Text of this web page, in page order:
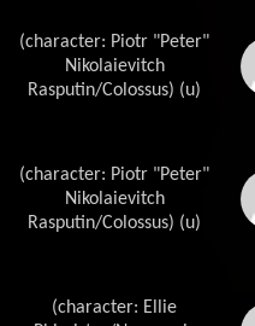
(character: Piotr "Peter"
Nikolaievitch
Rasputin/Colossus) (u)
(character: Piotr "Peter"
Nikolaievitch
Rasputin/Colossus) (u)
(character: Ellie